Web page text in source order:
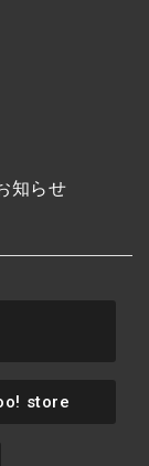
知らせ
store